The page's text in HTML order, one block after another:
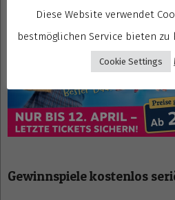
Gewinnspiele kostenlos
Diese Website verwendet
bestmöglichen Service bieten zu
Cookie Settings